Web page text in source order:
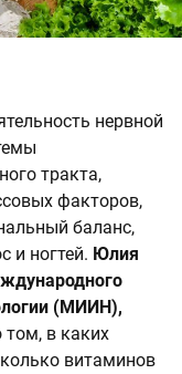
нервной
тракта,
факторов,
баланс,
и ногтей. Юлия
(МИИН),
том, в каких
витаминов